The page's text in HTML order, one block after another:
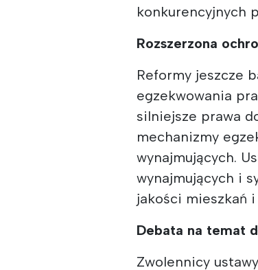
konkurencyjnych
Rozszerzona
Reformy jeszcze
egzekwowania
silniejsze prawa
mechanizmy
wynajmujących.
wynajmujących i
jakości mieszkań
Debata na temat
Zwolennicy